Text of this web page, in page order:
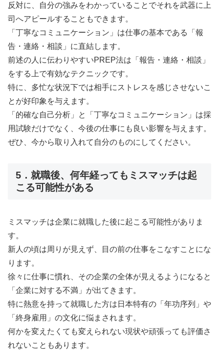
反対に、自分の強みをわかっていることでそれを武器に上
司へアピールすることもできます。
「丁寧なコミュニケーション」は仕事の基本である「報
告・連絡・相談」に直結します。
前述の人に伝わりやすいPREP法は「報告・連絡・相談」
をする上で有効なテクニックです。
特に、多忙な状況下では相手にストレスを感じさせないこ
とが好印象を与えます。
「的確な自己分析」と「丁寧なコミュニケーション」は採
用試験だけでなく、今後の仕事にも良い影響を与えます。
ぜひ、今から取り入れて自分のものにしてください。
5．就職後、何年経ってもミスマッチは起
こる可能性がある
ミスマッチは企業に就職した後に起こる可能性がありま
す。
新人の頃は周りが見えず、目の前の仕事をこなすことにな
ります。
徐々に仕事に慣れ、その企業の全体が見えるようになると
「企業に対する不満」が出てきます。
特に熱意を持って就職した方は日本特有の「年功序列」や
「終身雇用」の文化に悩まされます。
何かを変えたくても変えられない現状や頑張っても評価さ
れないこともあります。